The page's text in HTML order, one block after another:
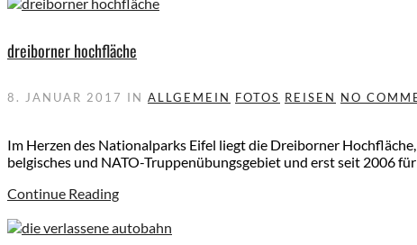
dreiborner hochfläche
8. JANUAR 2017 IN ALLGEMEIN FOTOS REISEN NO
Im Herzen des Nationalparks Eifel liegt die Dreiborner
belgisches und NATO-Truppenübungsgebiet und erst seit 2006
Continue Reading